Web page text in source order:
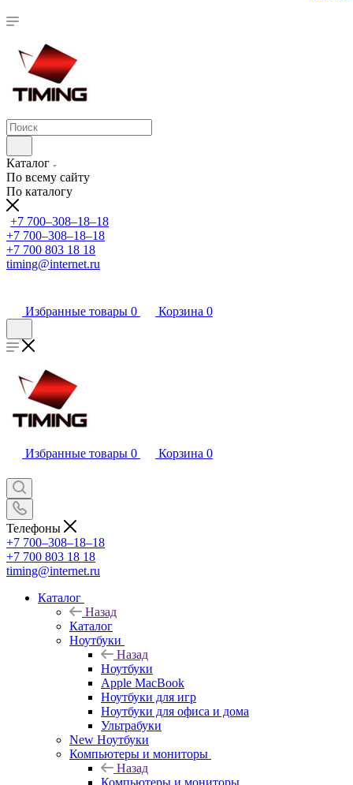
Каталог
По всему сайту
По каталогу
+7 700‒308‒18‒18
+7 700‒308‒18‒18
+7 700 803 18 18
timing@internet.ru
Избранные товары 0 Корзина 0
Избранные товары 0 Корзина 0
Телефоны
+7 700‒308‒18‒18
+7 700 803 18 18
timing@internet.ru
Каталог
Назад
Каталог
Ноутбуки
Назад
Ноутбуки
Apple MacBook
Ноутбуки для игр
Ноутбуки для офиса и дома
Ультрабуки
New Ноутбуки
Компьютеры и мониторы
Назад
Компьютеры и мониторы